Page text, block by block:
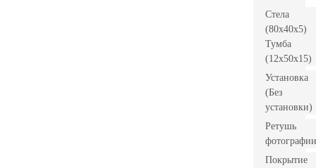
Стела
(80x40x5)
Тумба
(12x50x15)
Установка
(Без
установки)
Ретушь
фотографии
Покрытие